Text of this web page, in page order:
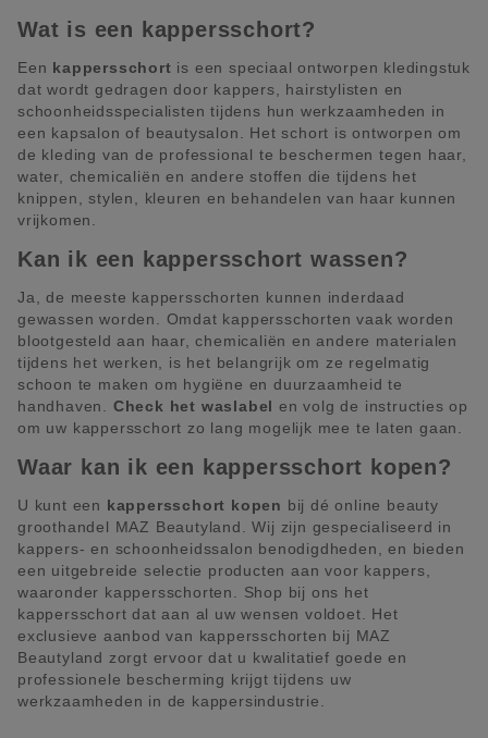
Wat is een kappersschort?
Een kappersschort is een speciaal ontworpen kledingstuk
dat wordt gedragen door kappers, hairstylisten en
schoonheidsspecialisten tijdens hun werkzaamheden in
een kapsalon of beautysalon. Het schort is ontworpen om
de kleding van de professional te beschermen tegen haar,
water, chemicaliën en andere stoffen die tijdens het
knippen, stylen, kleuren en behandelen van haar kunnen
vrijkomen.
Kan ik een kappersschort wassen?
Ja, de meeste kappersschorten kunnen inderdaad
gewassen worden. Omdat kappersschorten vaak worden
blootgesteld aan haar, chemicaliën en andere materialen
tijdens het werken, is het belangrijk om ze regelmatig
schoon te maken om hygiëne en duurzaamheid te
handhaven. Check het waslabel en volg de instructies op
om uw kappersschort zo lang mogelijk mee te laten gaan.
Waar kan ik een kappersschort kopen?
U kunt een kappersschort kopen bij dé online beauty
groothandel MAZ Beautyland. Wij zijn gespecialiseerd in
kappers- en schoonheidssalon benodigdheden, en bieden
een uitgebreide selectie producten aan voor kappers,
waaronder kappersschorten. Shop bij ons het
kappersschort dat aan al uw wensen voldoet. Het
exclusieve aanbod van kappersschorten bij MAZ
Beautyland zorgt ervoor dat u kwalitatief goede en
professionele bescherming krijgt tijdens uw
werkzaamheden in de kappersindustrie.